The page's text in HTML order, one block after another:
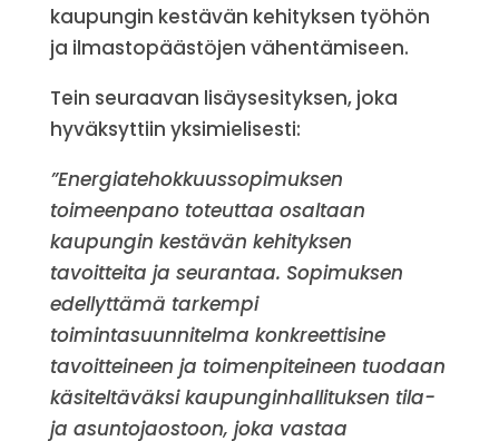
kaupungin kestävän kehityksen työhön
ja ilmastopäästöjen vähentämiseen.
Tein seuraavan lisäysesityksen, joka
hyväksyttiin yksimielisesti:
”Energiatehokkuussopimuksen
toimeenpano toteuttaa osaltaan
kaupungin kestävän kehityksen
tavoitteita ja seurantaa. Sopimuksen
edellyttämä tarkempi
toimintasuunnitelma konkreettisine
tavoitteineen ja toimenpiteineen tuodaan
käsiteltäväksi kaupunginhallituksen tila-
ja asuntojaostoon, joka vastaa